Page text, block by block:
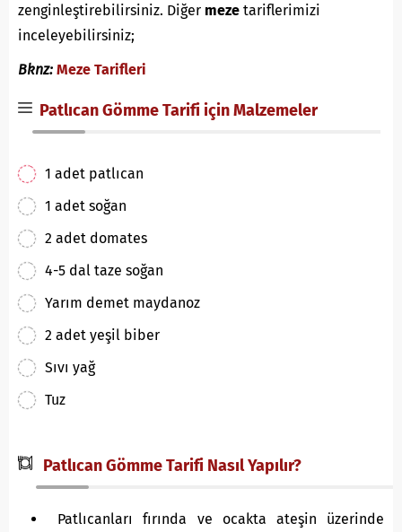
zenginleştirebilirsiniz. Diğer meze tariflerimizi
inceleyebilirsiniz;
Bknz: Meze Tarifleri
Patlıcan Gömme Tarifi için Malzemeler
1 adet patlıcan
1 adet soğan
2 adet domates
4-5 dal taze soğan
Yarım demet maydanoz
2 adet yeşil biber
Sıvı yağ
Tuz
Patlıcan Gömme Tarifi Nasıl Yapılır?
Patlıcanları fırında ve ocakta ateşin üzerinde